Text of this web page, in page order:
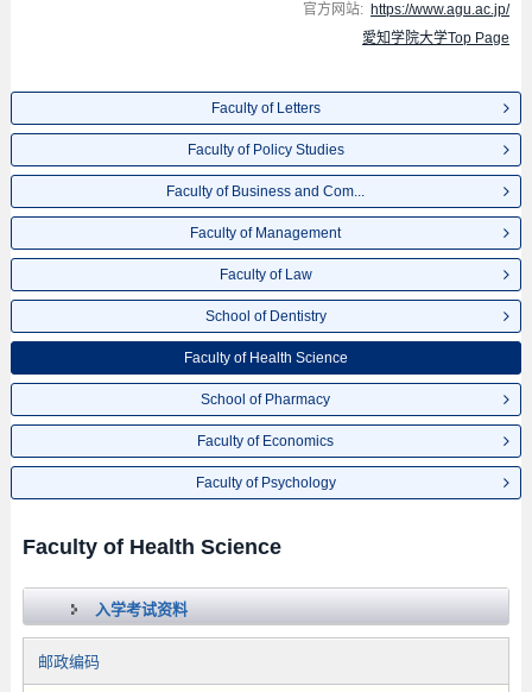
官方网站: https://www.agu.ac.jp/
愛知学院大学Top Page
Faculty of Letters
Faculty of Policy Studies
Faculty of Business and Com...
Faculty of Management
Faculty of Law
School of Dentistry
Faculty of Health Science
School of Pharmacy
Faculty of Economics
Faculty of Psychology
Faculty of Health Science
入学考试资料
邮政编码